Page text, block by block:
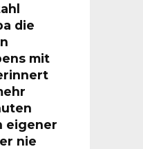
die
mit
eigener
nie